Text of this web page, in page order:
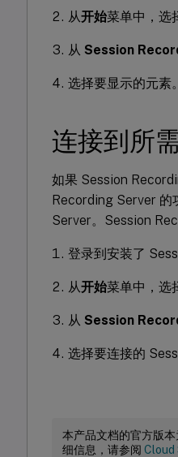
从开始菜单中，选
从 Session
选择要显示的元素
连接到所
如果 Session
Recording Server 的
Server。Session
登录到安装了
从开始菜单中，选
从 Session
选择要连接的
本产品文档的官方版
细信息，请参阅 Cloud